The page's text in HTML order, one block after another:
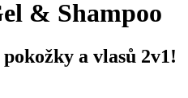
& Shampoo
a vlasů 2v1!